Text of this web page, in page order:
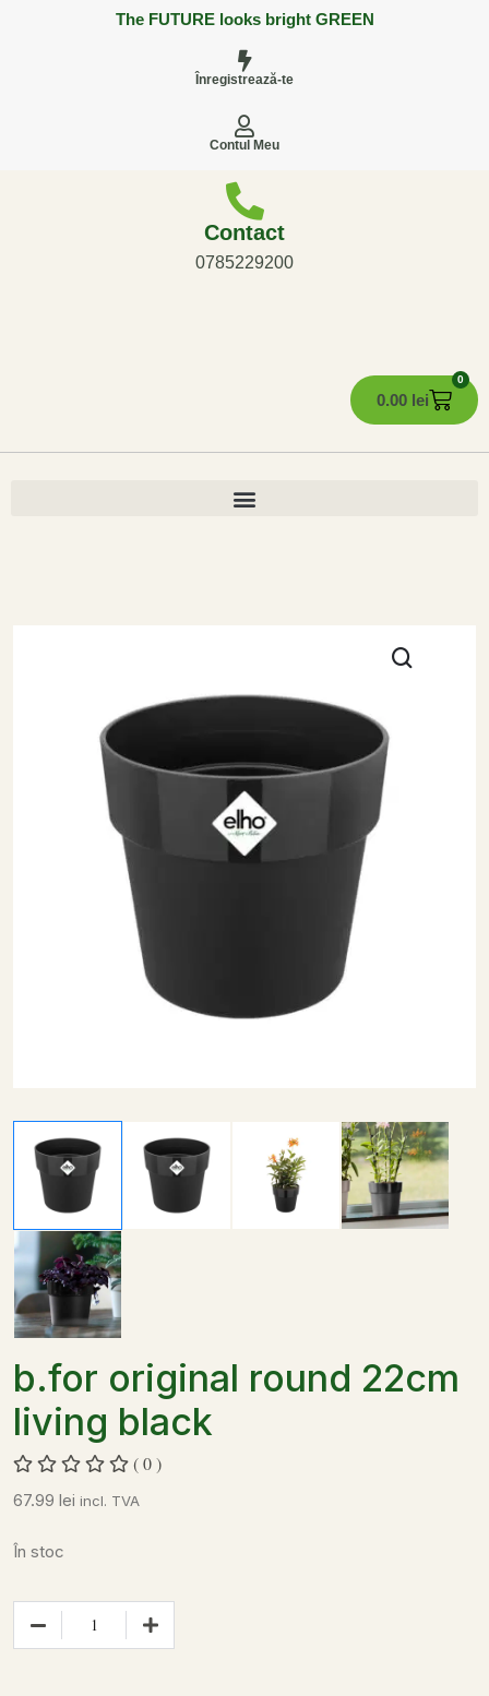
The FUTURE looks bright GREEN
Înregistrează-te
Contul Meu
Contact
0785229200
0.00 lei
0
b.for original round 22cm
living black
( 0 )
67.99 lei incl. TVA
În stoc